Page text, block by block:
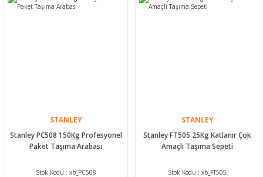
STANLEY
Stanley PC508 150Kg Profesyonel
Paket Taşıma Arabası
Stok Kodu : xb_PC508
STANLEY
Stanley FT505 25Kg Katlanır Çok
Amaçlı Taşıma Sepeti
Stok Kodu : xb_FT505